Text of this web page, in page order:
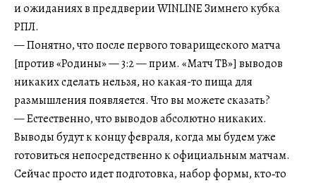
и ожиданиях в преддверии WINLINE Зимнего кубка
РПЛ.
— Понятно, что после первого товарищеского матча
[против «Родины» — 3:2 — прим. «Матч ТВ»] выводов
никаких сделать нельзя, но какая-то пища для
размышления появляется. Что вы можете сказать?
— Естественно, что выводов абсолютно никаких.
Выводы будут к концу февраля, когда мы будем уже
готовиться непосредственно к официальным матчам.
Сейчас просто идет подготовка, набор формы, кто‑то